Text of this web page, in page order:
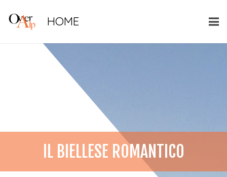
HOME
IL BIELLESE ROMANTICO